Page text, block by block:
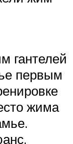
гантелей
первым
жима